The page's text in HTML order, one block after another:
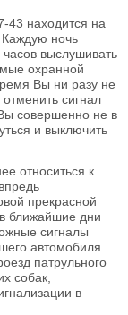
43 находится на
Каждую ночь
выслушивать
охранной
Вы ни разу не
сигнал
совершенно не в
и выключить
относиться к
прекрасной
ближайшие дни
сигналы
автомобиля
патрульного
собак,
в